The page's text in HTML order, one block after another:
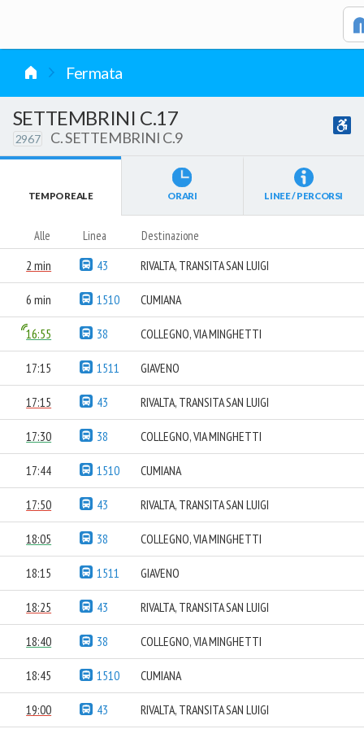
Fermata
SETTEMBRINI C.17
2967 C. SETTEMBRINI C.9
TEMPO REALE ORARI LINEE / PERCORSI
Alle Linea Destinazione
2 min 43 RIVALTA, TRANSITA SAN LUIGI
6 min 1510 CUMIANA
16:55 38 COLLEGNO, VIA MINGHETTI
17:15 1511 GIAVENO
17:15 43 RIVALTA, TRANSITA SAN LUIGI
17:30 38 COLLEGNO, VIA MINGHETTI
17:44 1510 CUMIANA
17:50 43 RIVALTA, TRANSITA SAN LUIGI
18:05 38 COLLEGNO, VIA MINGHETTI
18:15 1511 GIAVENO
18:25 43 RIVALTA, TRANSITA SAN LUIGI
18:40 38 COLLEGNO, VIA MINGHETTI
18:45 1510 CUMIANA
19:00 43 RIVALTA, TRANSITA SAN LUIGI